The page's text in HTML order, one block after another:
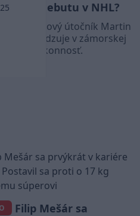
debutu v NHL?
hokejový útočník Martin
potvrdzuje v zámorskej
výkonnosť.
Filip Mešár sa